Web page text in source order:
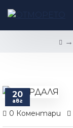
20
авг
0 Коментари